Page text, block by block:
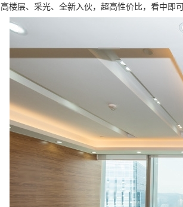
高楼层、采光、全新入伙，超高性价比，看中即